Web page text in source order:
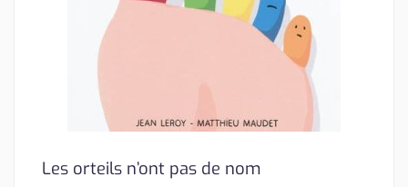
Les orteils n’ont pas de nom